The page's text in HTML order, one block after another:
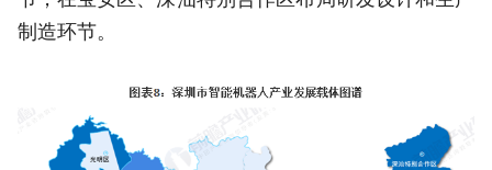
制造环节。